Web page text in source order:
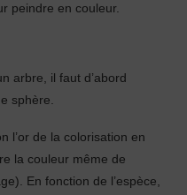
peindre en couleur.
arbre, il faut d’abord
sphère.
l’or de la colorisation en
la couleur même de
En fonction de l’espèce,